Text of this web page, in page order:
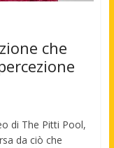
che
di The Pitti Pool,
da ciò che